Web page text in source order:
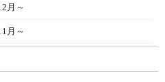
月～
月～